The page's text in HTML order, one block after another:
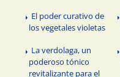
El poder curativo de
los vegetales violetas
La verdolaga, un
poderoso tónico
revitalizante para el